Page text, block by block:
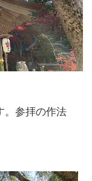
。参拝の作法